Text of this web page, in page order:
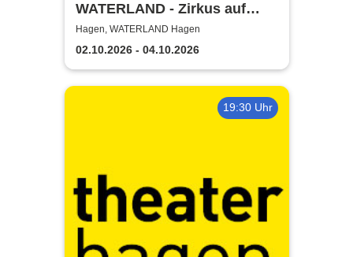
WATERLAND - Zirkus auf
dem Wasser | Hagen
Hagen, WATERLAND Hagen
02.10.2026 - 04.10.2026
19:30 Uhr